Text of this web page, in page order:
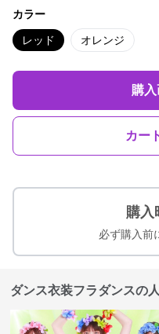
カラー
レッド オレンジ
購
カー
購入
必ず購入前
ダンス衣装フラダンスの